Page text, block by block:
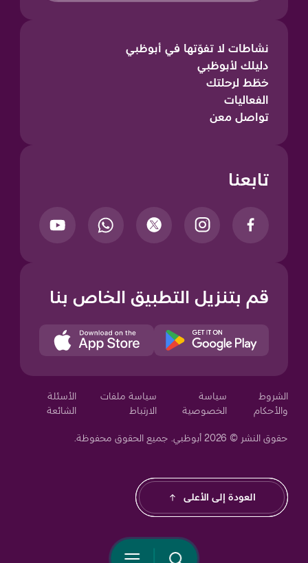
نشاطات لا تفوّتها في أبوظبي
دليلك لأبوظبي
خطّط لرحلتك
الفعاليات
تواصل معن
تابعنا
قم بتنزيل التطبيق الخاص بنا
الشروط
والأحكام
سياسة
الخصوصية
سياسة ملفات
الارتباط
الأسئلة
الشائعة
حقوق النشر © 2026 أبوظبي. جميع الحقوق محفوظة.
العودة إلى الأعلى